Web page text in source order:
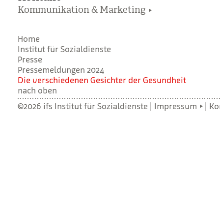
Kommunikation & Marketing
Home
Institut für Sozialdienste
Presse
Pressemeldungen 2024
Die ver­schie­de­nen Gesich­ter der Gesund­heit
nach oben
©2026 ifs Institut für Sozialdienste | Impressum